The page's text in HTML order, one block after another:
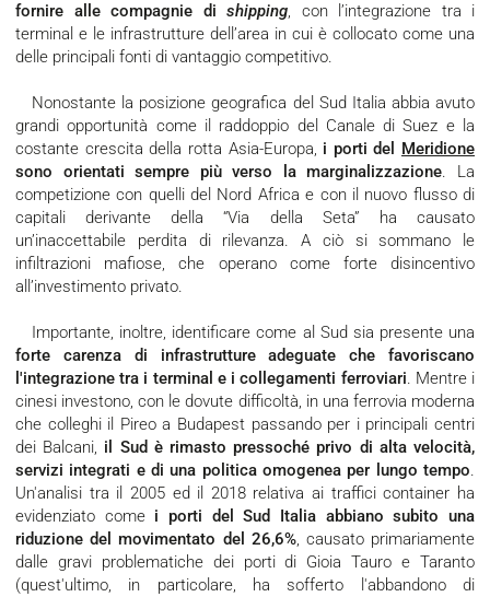
fornire alle compagnie di shipping, con l’integrazione tra i
terminal e le infrastrutture dell’area in cui è collocato come una
delle principali fonti di vantaggio competitivo.
Nonostante la posizione geografica del Sud Italia abbia avuto
grandi opportunità come il raddoppio del Canale di Suez e la
costante crescita della rotta Asia-Europa, i porti del Meridione
sono orientati sempre più verso la marginalizzazione. La
competizione con quelli del Nord Africa e con il nuovo flusso di
capitali derivante della “Via della Seta” ha causato
un’inaccettabile perdita di rilevanza. A ciò si sommano le
infiltrazioni mafiose, che operano come forte disincentivo
all’investimento privato.
Importante, inoltre, identificare come al Sud sia presente una
forte carenza di infrastrutture
adeguate che favoriscano
l'integrazione tra i terminal e i collegamenti ferroviari. Mentre i
cinesi investono, con le dovute difficoltà, in una ferrovia moderna
che colleghi il Pireo a Budapest passando per i principali centri
dei Balcani, il Sud è rimasto pressoché privo di alta velocità,
servizi integrati e di una politica omogenea per lungo tempo.
Un'analisi tra il 2005 ed il 2018 relativa ai traffici container ha
evidenziato comei porti del Sud Italia abbiano subito una
riduzione del movimentato del 26,6%, causato primariamente
dalle gravi problematiche dei porti di Gioia Tauro e Taranto
(quest'ultimo, in particolare, ha sofferto l'abbandono di